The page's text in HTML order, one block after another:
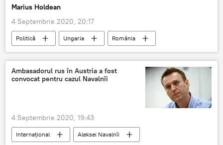
Marius Holdean
4 Septembrie 2020, 20:17
Politică Ungaria România
Ambasadorul rus în Austria a fost
convocat pentru cazul Navalnîi
4 Septembrie 2020, 19:43
Internaţional
Aleksei Navalnîi